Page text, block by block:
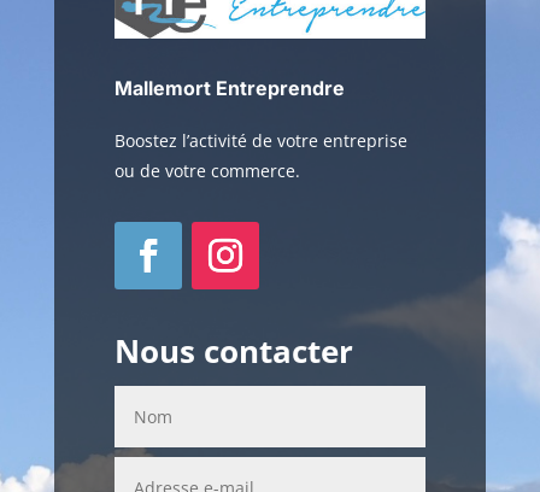
Mallemort Entreprendre
Boostez l’activité de votre entreprise
ou de votre commerce.
Nous contacter